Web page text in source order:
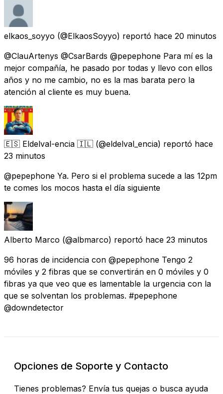
elkaos_soyyo (@ElkaosSoyyo) reportó hace 20 minutos
@ClauArtenys @CsarBards @pepephone Para mí es la
mejor compañía, he pasado por todas y llevo con ellos
años y no me cambio, no es la mas barata pero la
atención al cliente es muy buena.
🇪🇸 Eldelval-encia 🇮🇱 (@eldelval_encia) reportó hace
23 minutos
@pepephone Ya. Pero si el problema sucede a las 12pm
te comes los mocos hasta el día siguiente
Alberto Marco (@albmarco) reportó hace 23 minutos
96 horas de incidencia con @pepephone Tengo 2
móviles y 2 fibras que se convertirán en 0 móviles y 0
fibras ya que veo que es lamentable la urgencia con la
que se solventan los problemas. #pepephone
@downdetector
Opciones de Soporte y Contacto
Tienes problemas? Envía tus quejas o busca ayuda